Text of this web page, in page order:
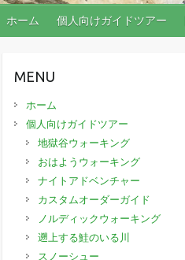
ホーム 個人向けガイドツアー
MENU
ホーム
個人向けガイドツアー
地獄谷ウォーキング
おはようウォーキング
ナイトアドベンチャー
カスタムオーダーガイド
ノルディックウォーキング
遡上する鮭のいる川
スノーシュー